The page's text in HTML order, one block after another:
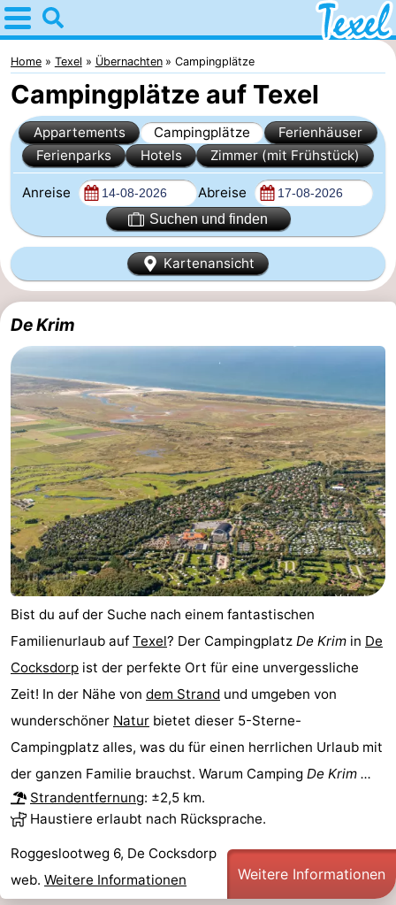
Home
Texel
Tipps
Für
kindern
Dorfer
-
Den
Burg
-
Den
-
Cocksdorp
De
Koog
-
Oudeschild
-
De
Waal
-
Oosterend
Natur
Schönste
Aussichtspunkte
Übernachten
Appartements
Bosch
Zee
-
Vlijt
Hoeve
Holland
-
Land
en
Zeezicht
-
Strandhuys
-
Strandplevier
Campingplätze
Home Texel Übernachten Campingplätze
Campingplätze auf Texel
Appartements Campingplätze
Ferienhäuser
Ferienparks
Hotels Zimmer (mit Frühstück)
Anreise Abreise
Suchen und finden
Kartenansicht
De Krim
Bist du auf der Suche nach einem fantastischen
Familienurlaub auf Texel? Der Campingplatz De Krim in De
Cocksdorp ist der perfekte Ort für eine unvergessliche
Zeit! In der Nähe von dem Strand und umgeben von
wunderschöner Natur bietet dieser 5-Sterne-
Campingplatz alles, was du für einen herrlichen Urlaub mit
der ganzen Familie brauchst. Warum Camping De Krim ...
Strandentfernung: ±2,5 km.
Haustiere erlaubt nach Rücksprache.
Roggeslootweg 6, De Cocksdorp
web. Weitere Informationen Weitere Informationen